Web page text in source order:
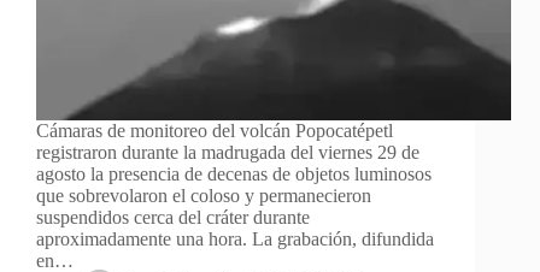
Cámaras de monitoreo del volcán Popocatépetl
registraron durante la madrugada del viernes 29 de
agosto la presencia de decenas de objetos luminosos
que sobrevolaron el coloso y permanecieron
suspendidos cerca del cráter durante
aproximadamente una hora. La grabación, difundida
en…